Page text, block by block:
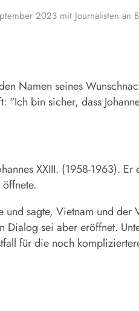
2023 mit Journalisten
Namen seines
"Ich bin sicher, dass
XXIII. (1958-1963).
sagte, Vietnam und
sei aber eröffnet.
für die noch